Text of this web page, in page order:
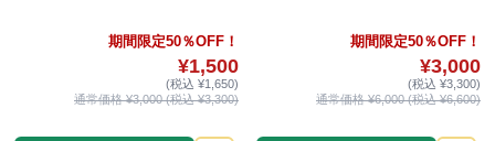
期間限定50％OFF！
¥1,500
(税込 ¥1,650)
通常価格 ¥3,000 (税込 ¥3,300)
期間限定50％OFF！
¥3,000
(税込 ¥3,300)
通常価格 ¥6,000 (税込 ¥6,600)